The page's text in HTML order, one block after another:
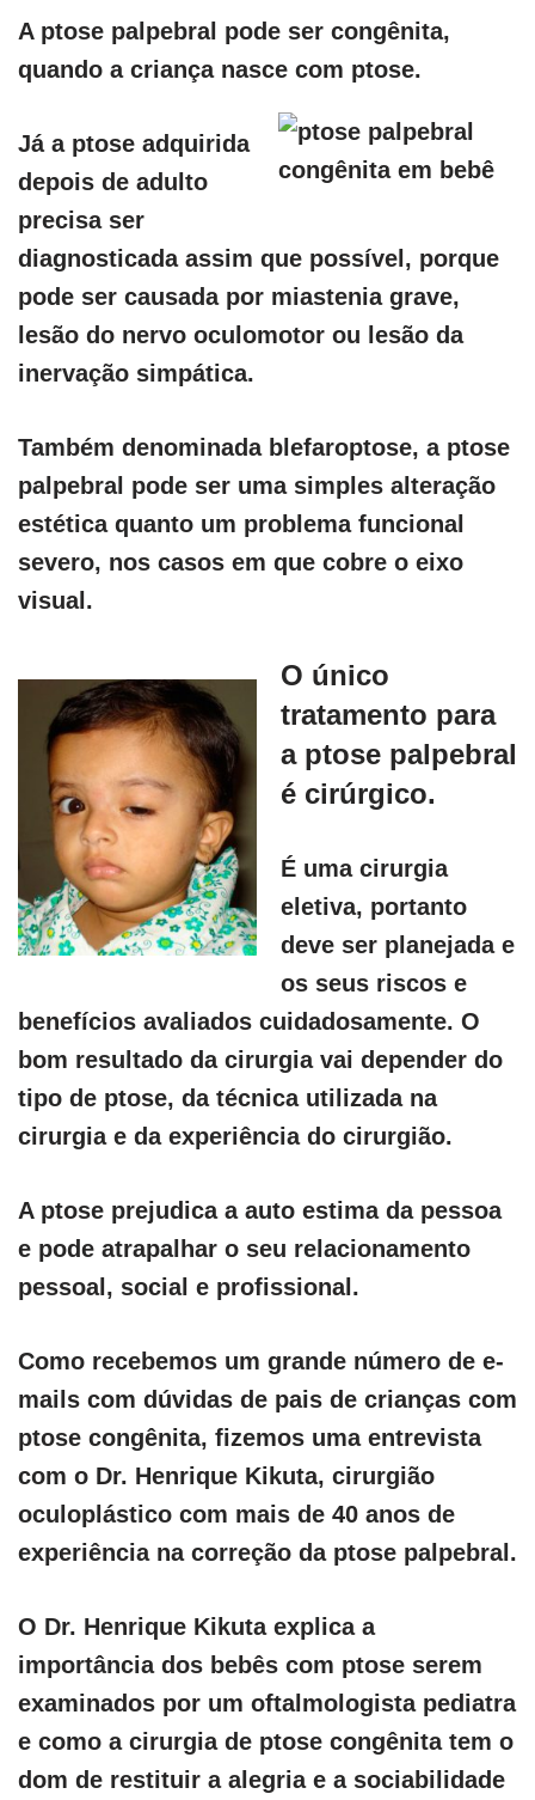
A ptose palpebral pode ser congênita,
quando a criança nasce com ptose.
Já a ptose adquirida
depois de adulto
precisa ser
diagnosticada assim que possível, porque
pode ser causada por miastenia grave,
lesão do nervo oculomotor ou lesão da
inervação simpática.
Também denominada blefaroptose, a ptose
palpebral pode ser uma simples alteração
estética quanto um problema funcional
severo, nos casos em que cobre o eixo
visual.
O único
tratamento para
a ptose palpebral
é cirúrgico.
É uma cirurgia
eletiva, portanto
deve ser planejada e
os seus riscos e
benefícios avaliados cuidadosamente. O
bom resultado da cirurgia vai depender do
tipo de ptose, da técnica utilizada na
cirurgia e da experiência do cirurgião.
A ptose prejudica a auto estima da pessoa
e pode atrapalhar o seu relacionamento
pessoal, social e profissional.
Como recebemos um grande número de e-
mails com dúvidas de pais de crianças com
ptose congênita, fizemos uma entrevista
com o Dr. Henrique Kikuta, cirurgião
oculoplástico com mais de 40 anos de
experiência na correção da ptose palpebral.
O Dr. Henrique Kikuta explica a
importância dos bebês com ptose serem
examinados por um oftalmologista pediatra
e como a cirurgia de ptose congênita tem o
dom de restituir a alegria e a sociabilidade